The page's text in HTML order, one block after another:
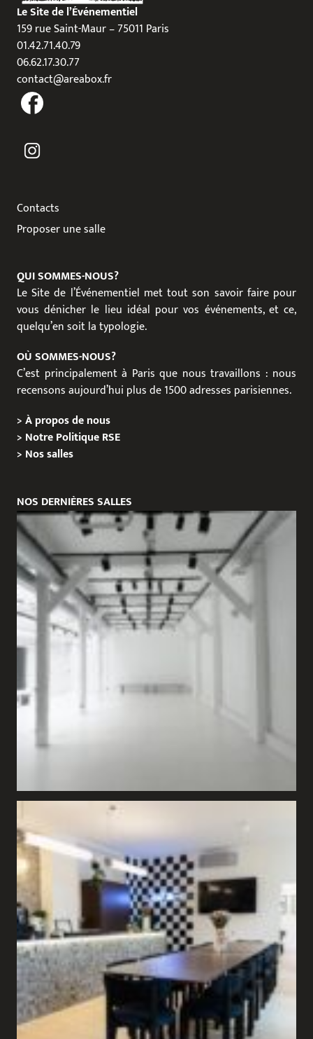
Le Site de l’Événementiel
159 rue Saint-Maur – 75011 Paris
01.42.71.40.79
06.62.17.30.77
contact@areabox.fr
Contacts
Proposer une salle
QUI SOMMES-NOUS?
Le Site de l’Événementiel met tout son savoir faire pour
vous dénicher le lieu idéal pour vos événements, et ce,
quelqu’en soit la typologie.
OÙ SOMMES-NOUS?
C’est principalement à Paris que nous travaillons : nous
recensons aujourd’hui plus de 1500 adresses parisiennes.
>À propos de nous
> Notre Politique RSE
> Nos salles
NOS DERNIÈRES SALLES